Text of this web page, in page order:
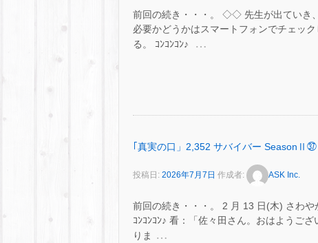
前回の続き・・・。 ◇◇ 先生が出ていき
必要かどうかはスマートフォンでチェッ
る。 ｺﾝｺﾝｺﾝ♪
…
｢真実の口」2,352 サバイバー SeasonⅡ
投稿日: 2026年7月7日 作成者: ASK Inc.
前回の続き・・・。 2 月 13 日(木) さわや
ｺﾝｺﾝｺﾝ♪ 看：「佐々田さん。おはようご
りま
…